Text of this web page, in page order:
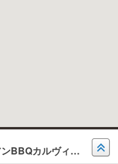
ITALIANBBQ CARVINOイタリアンBBQカルヴィーノ